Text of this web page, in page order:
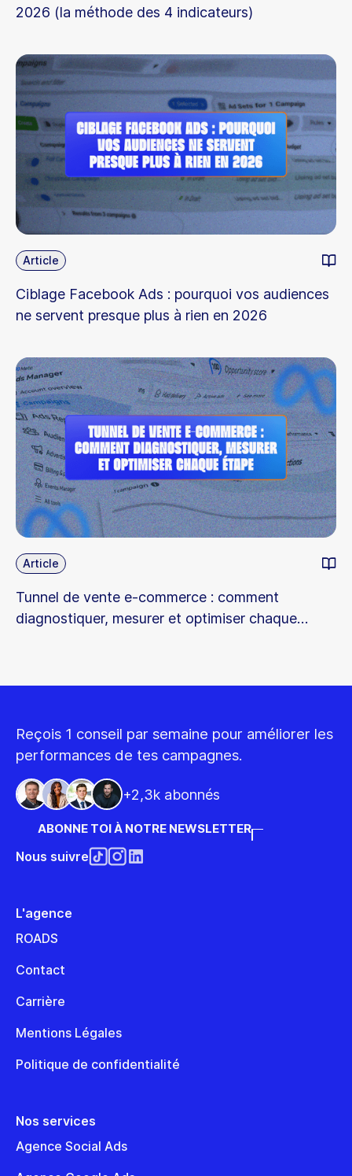
2026 (la méthode des 4 indicateurs)
Article
Ciblage Facebook Ads : pourquoi vos audiences
ne servent presque plus à rien en 2026
Article
Tunnel de vente e-commerce : comment
diagnostiquer, mesurer et optimiser chaque
Reçois 1 conseil par semaine pour améliorer les
performances de tes campagnes.
+2,3k abonnés
ABONNE TOI À NOTRE NEWSLETTER
Nous suivre
L'agence
ROADS
Contact
Carrière
Mentions Légales
Politique de confidentialité
Nos services
Agence Social Ads